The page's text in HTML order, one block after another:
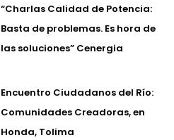
“Charlas Calidad de Potencia:
Basta de problemas. Es hora de
las soluciones” Cenergia
Encuentro Ciudadanos del Río:
Comunidades Creadoras, en
Honda, Tolima